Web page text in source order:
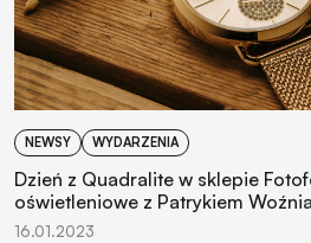
NEWSY WYDARZENIA
Dzień z Quadralite w sklepie
oświetleniowe z Patrykiem
16.01.2023